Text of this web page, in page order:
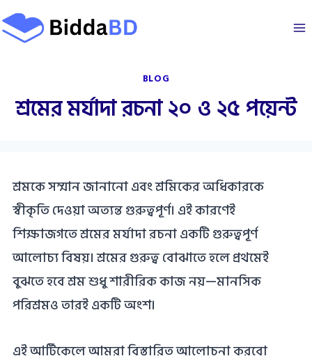
Skip
to
BLOG
শ্রমের মর্যাদা রচনা ২০ ও ২৫ পয়েন্ট
শ্রমকে সম্মান জানানো এবং শ্রমিকের অধিকারকে
স্বীকৃতি দেওয়া অত্যন্ত গুরুত্বপূর্ণ। এই কারণেই
শিক্ষাজগতে শ্রমের মর্যাদা রচনা একটি গুরুত্বপূর্ণ
আলোচ্য বিষয়। শ্রমের গুরুত্ব বোঝাতে হলে প্রথমেই
বুঝতে হবে শ্রম শুধু শারীরিক কাজ নয়—মানসিক
পরিশ্রমও তারই একটি অংশ।
এই আর্টিকেলে আমরা বিস্তারিত আলোচনা করবো